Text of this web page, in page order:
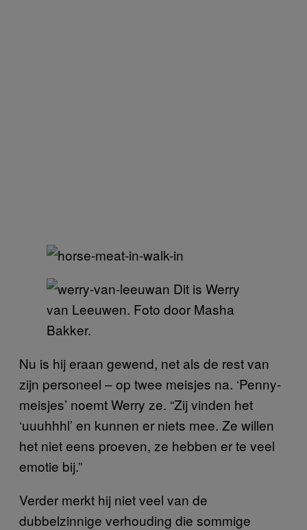
Dit is Werry
van Leeuwen. Foto door Masha
Bakker.
Nu is hij eraan gewend, net als de rest van
zijn personeel – op twee meisjes na. ‘Penny-
meisjes’ noemt Werry ze. “Zij vinden het
‘uuuhhhl’ en kunnen er niets mee. Ze willen
het niet eens proeven, ze hebben er te veel
emotie bij.”
Verder merkt hij niet veel van de
dubbelzinnige verhouding die sommige